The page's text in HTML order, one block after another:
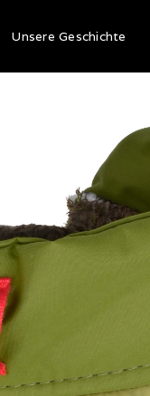
Unsere Geschichte